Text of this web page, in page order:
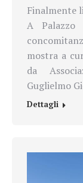
Finalmente
A
mostra a
da
Guglielmo
Dettagli